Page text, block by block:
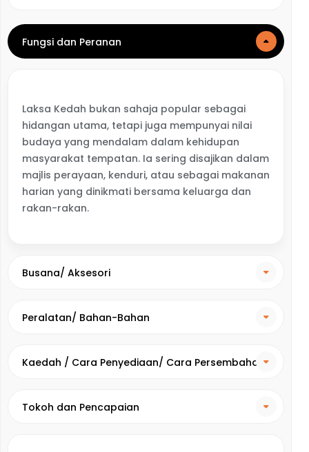
Fungsi dan Peranan
Laksa Kedah bukan sahaja popular sebagai
hidangan utama, tetapi juga mempunyai nilai
budaya yang mendalam dalam kehidupan
masyarakat tempatan. Ia sering disajikan dalam
majlis perayaan, kenduri, atau sebagai makanan
harian yang dinikmati bersama keluarga dan
rakan-rakan.
Busana/ Aksesori
Peralatan/ Bahan-Bahan
Kaedah / Cara Penyediaan/ Cara Persembahan
Tokoh dan Pencapaian